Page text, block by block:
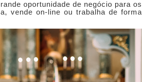
oportunidade de negócio para os
vende on-line ou trabalha de forma